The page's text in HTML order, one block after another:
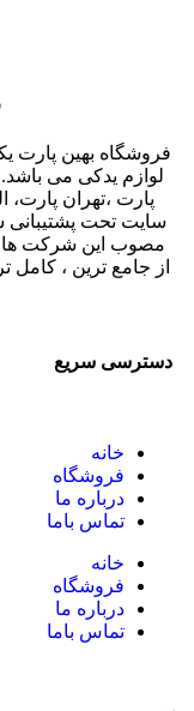
فروشگاه بهین پارت
لوازم یدکی می
سایت تحت
مصوب این شرکت ها
از جامع ترین ، کامل
دسترسی سریع
خانه
فروشگاه
درباره ما
تماس باما
خانه
فروشگاه
درباره ما
تماس باما